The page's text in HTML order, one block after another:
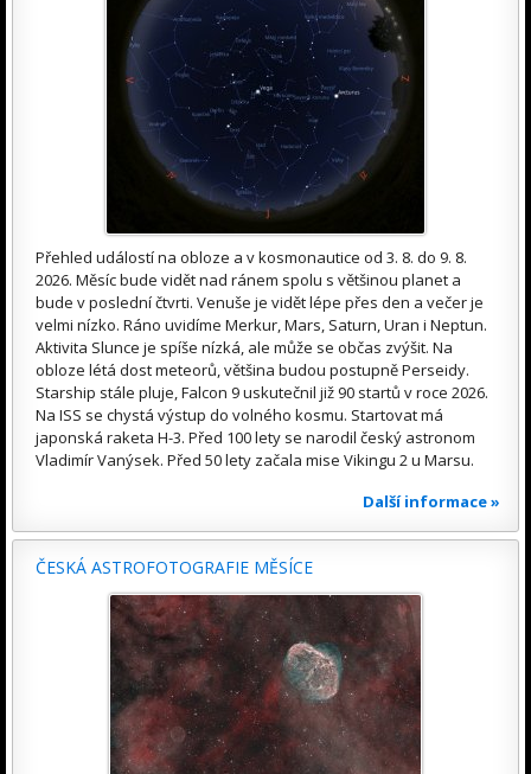
Přehled událostí na obloze a v kosmonautice od 3. 8. do 9. 8.
2026. Měsíc bude vidět nad ránem spolu s většinou planet a
bude v poslední čtvrti. Venuše je vidět lépe přes den a večer je
velmi nízko. Ráno uvidíme Merkur, Mars, Saturn, Uran i Neptun.
Aktivita Slunce je spíše nízká, ale může se občas zvýšit. Na
obloze létá dost meteorů, většina budou postupně Perseidy.
Starship stále pluje, Falcon 9 uskutečnil již 90 startů v roce 2026.
Na ISS se chystá výstup do volného kosmu. Startovat má
japonská raketa H-3. Před 100 lety se narodil český astronom
Vladimír Vanýsek. Před 50 lety začala mise Vikingu 2 u Marsu.
Další informace »
ČESKÁ ASTROFOTOGRAFIE MĚSÍCE